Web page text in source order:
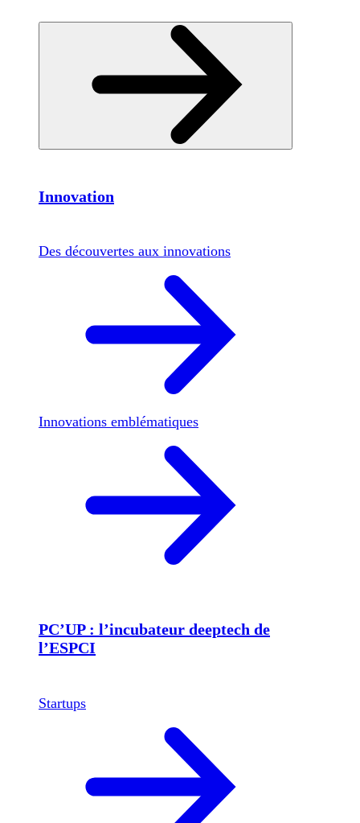
Innovation
Des découvertes aux innovations
Innovations emblématiques
PC’UP : l’incubateur deeptech de
l’ESPCI
Startups